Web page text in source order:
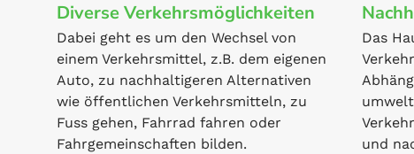
Diverse Verkehrsmöglichkeiten
Dabei geht es um den Wechsel von
einem Verkehrsmittel, z.B. dem eigenen
Auto, zu nachhaltigeren Alternativen
wie öffentlichen Verkehrsmitteln, zu
Fuss gehen, Fahrrad fahren oder
Fahrgemeinschaften bilden.
Das
und